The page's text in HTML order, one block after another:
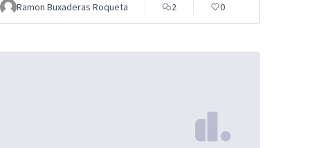
Ramon Buxaderas Roqueta 2 0